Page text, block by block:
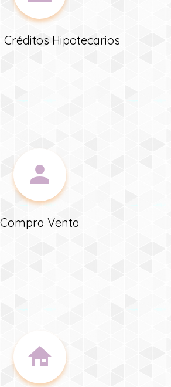
Créditos Hipotecarios
Compra Venta